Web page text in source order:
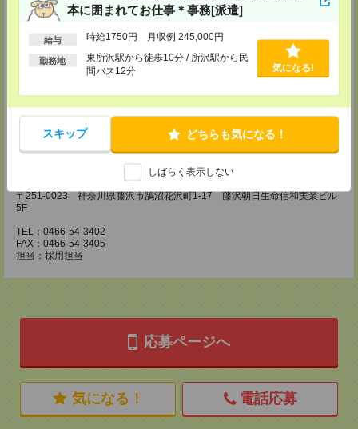
本に囲まれてお仕事＊事務[派遣]
給与 時給1750円 月収例 245,000円
勤務地
東所沢駅から徒歩10分 / 所沢駅から民
間バス12分
気になる!
スキップ どちらも気になる！
しばらく表示しない
川崎医療オフィス・横浜医療オフィス
〒210-0007 神奈川県川崎市川崎区駅前本町3-1 NMF川崎東口ビル7F
TEL：044-233-3501
FAX：044-233-4305
担当：採用担当者
〒221-0835 神奈川県横浜市神奈川区鶴屋町2-23-2 TSプラザビルディング
5F
TEL：045-320-1901
担当：採用担当者
〒251-0023 神奈川県藤沢市鵠沼花沢町1-17 藤沢朝日生命信和実業ビル
5F
TEL：0466-54-3402
FAX：0466-54-3405
担当：採用担当
応募ページへ
気になる！ 電話応募